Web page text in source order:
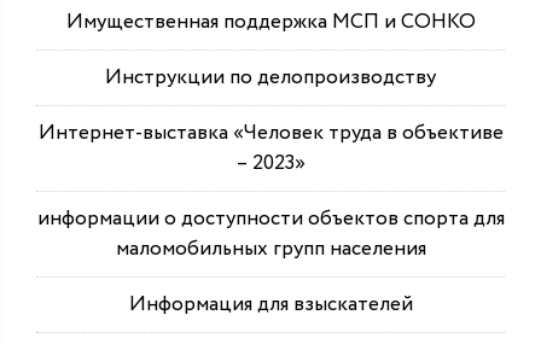
Имущественная поддержка МСП и СОНКО
Инструкции по делопроизводству
Интернет-выставка «Человек труда в объективе
– 2023»
информации о доступности объектов спорта для
маломобильных групп населения
Информация для взыскателей